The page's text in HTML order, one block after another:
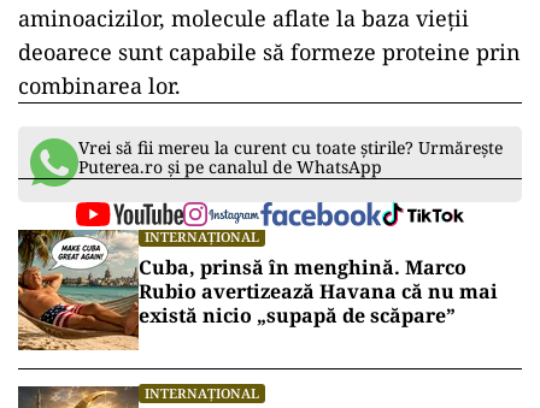
aminoacizilor, molecule aflate la baza vieţii
deoarece sunt capabile să formeze proteine prin
combinarea lor.
Vrei să fii mereu la curent cu toate știrile? Urmărește
Puterea.ro și pe canalul de WhatsApp
INTERNAȚIONAL
Cuba, prinsă în menghină. Marco
Rubio avertizează Havana că nu mai
există nicio „supapă de scăpare”
INTERNAȚIONAL